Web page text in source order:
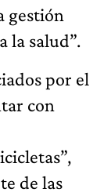
gestión
la salud”.
por el
con
de las